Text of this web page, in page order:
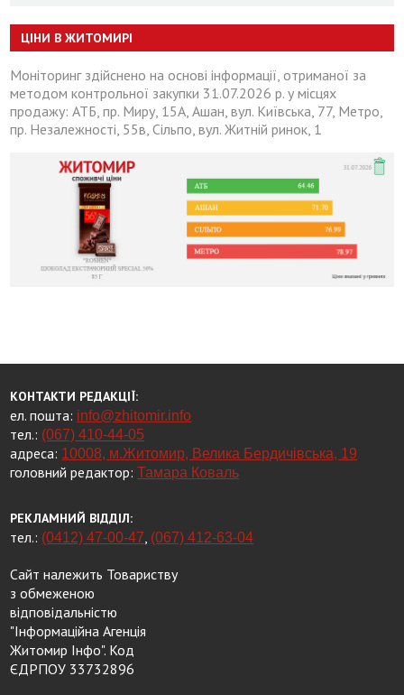
ЦІНИ В ЖИТОМИРІ
Моніторинг здійснено на основі інформації, отриманої за
методом контрольної закупки 31.07.2026 р. у місцях
продажу: АТБ, пр. Миру, 15А, Ашан, вул. Київська, 77, Метро,
пр. Незалежності, 55в, Сільпо, вул. Житній ринок, 1
КОНТАКТИ РЕДАКЦІЇ:
ел. пошта: info@zhitomir.info
тел.: (067) 410-44-05
адреса: 10008, м.Житомир, Велика Бердичівська, 19
головний редактор:Тамара Коваль
РЕКЛАМНИЙ ВІДДІЛ:
тел.: (0412) 47-00-47 (067) 412-63-04
Сайт належить Товариству
з обмеженою
відповідальністю
"Інформаційна Агенція
Житомир Інфо". Код
ЄДРПОУ 33732896